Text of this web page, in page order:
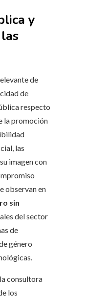
y
de
de
respecto
la promoción
las
imagen con
observan en
sin
del sector
de
género
consultora
los